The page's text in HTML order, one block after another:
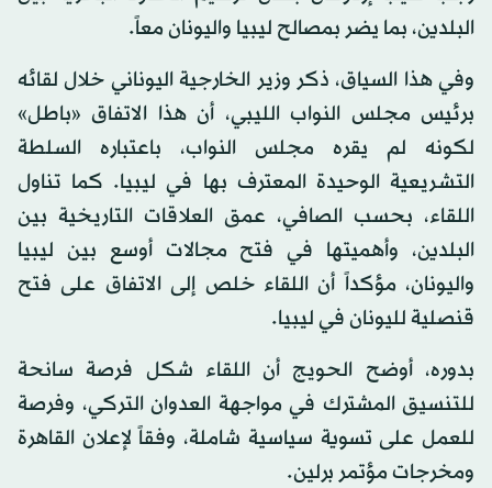
البلدين، بما يضر بمصالح ليبيا واليونان معاً.
وفي هذا السياق، ذكر وزير الخارجية اليوناني خلال لقائه
برئيس مجلس النواب الليبي، أن هذا الاتفاق «باطل»
لكونه لم يقره مجلس النواب، باعتباره السلطة
التشريعية الوحيدة المعترف بها في ليبيا. كما تناول
اللقاء، بحسب الصافي، عمق العلاقات التاريخية بين
البلدين، وأهميتها في فتح مجالات أوسع بين ليبيا
واليونان، مؤكداً أن اللقاء خلص إلى الاتفاق على فتح
قنصلية لليونان في ليبيا.
بدوره، أوضح الحويج أن اللقاء شكل فرصة سانحة
للتنسيق المشترك في مواجهة العدوان التركي، وفرصة
للعمل على تسوية سياسية شاملة، وفقاً لإعلان القاهرة
ومخرجات مؤتمر برلين.